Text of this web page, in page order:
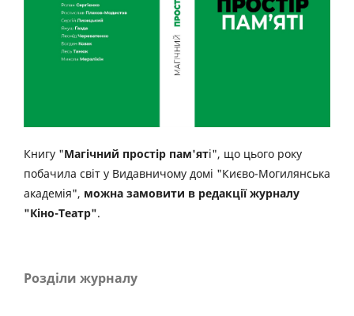
Книгу "Магічний простір пам'яті", що цього року
побачила світ у Видавничому домі "Києво-Могилянська
академія", можна замовити в редакції журналу
"Кіно-Театр".
Розділи журналу